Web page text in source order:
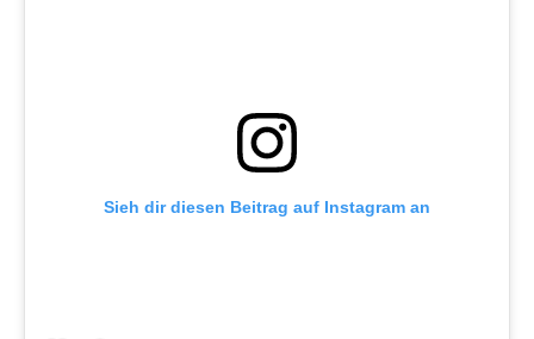
Sieh dir diesen Beitrag auf Instagram an